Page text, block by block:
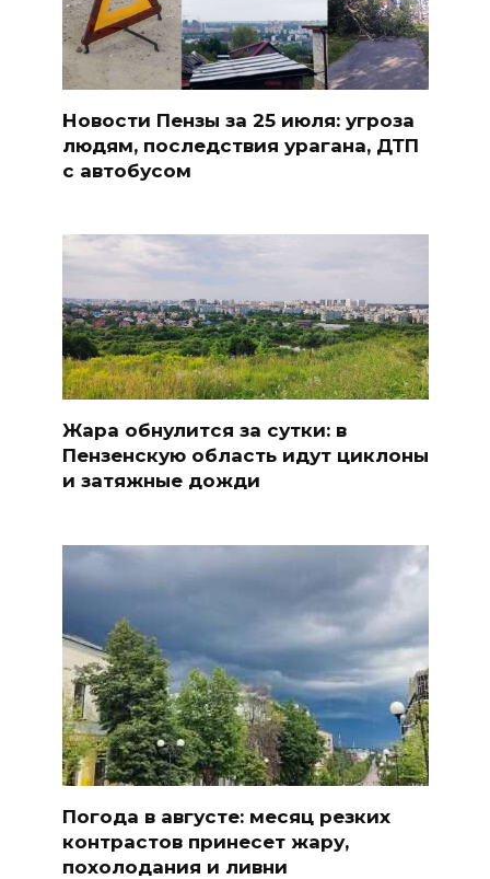
Новости Пензы за 25 июля: угроза
людям, последствия урагана, ДТП
с автобусом
Жара обнулится за сутки: в
Пензенскую область идут циклоны
и затяжные дожди
Погода в августе: месяц резких
контрастов принесет жару,
похолодания и ливни